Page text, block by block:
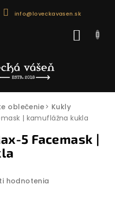
info@loveckavasen.sk
oblečenie
Kukly
| kamuflážna kukla
5 Facemask |
hodnotenia